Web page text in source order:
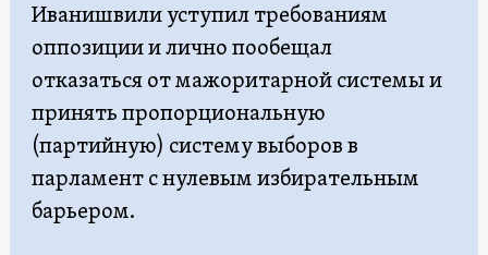
Иванишвили уступил требованиям
оппозиции и лично пообещал
отказаться от мажоритарной системы и
принять пропорциональную
(партийную) систему выборов в
парламент с нулевым избирательным
барьером.